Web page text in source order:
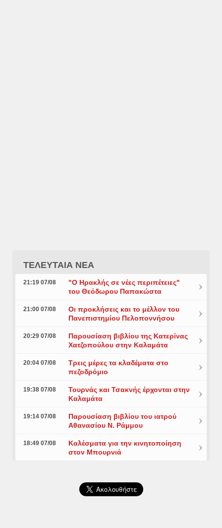
ΤΕΛΕΥΤΑΙΑ ΝΕΑ
21:19 07/08
"Ο Ηρακλής σε νέες περιπέτειες"
του Θεόδωρου Παπακώστα
21:00 07/08
Οι προκλήσεις και το μέλλον του
Πανεπιστημίου Πελοποννήσου
20:29 07/08
Παρουσίαση βιβλίου της Κατερίνας
Χατζοπούλου στην Καλαμάτα
20:04 07/08
Τρεις μέρες τα κλαδέματα στο
πεζοδρόμιο
19:38 07/08
Τουρνάς και Τσακνής έρχονται στην
Καλαμάτα
19:14 07/08
Παρουσίαση βιβλίου του ιατρού
Αθανασίου Ν. Ράμμου
18:49 07/08
Καλέσματα για την κινητοποίηση
στον Μπουρνιά